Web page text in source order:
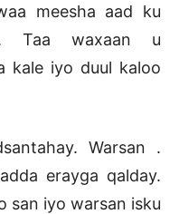
meesha aad ku
Taa waxaan u
kale iyo duul kaloo
Warsan .
erayga qalday.
san iyo warsan isku